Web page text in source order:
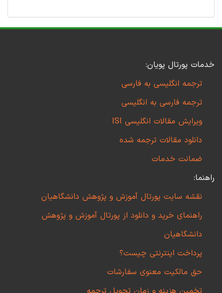
خدمات پورتال پویان:
ترجمه انگلیسی به فارسی
ترجمه فارسی به انگلیسی
ویرایش مقالات انگلیسی ISI
دانلود مقالات ترجمه شده
ضمانت خدمات
راهنما:
نقشه سایت پورتال آموزش و پژوهش دانشگاهیان
راهنمای خرید و دانلود از پورتال آموزش و پژوهش
دانشگاهیان
پرداخت اینترنتی چیست؟
حق مالکیت معنوی سفارشات